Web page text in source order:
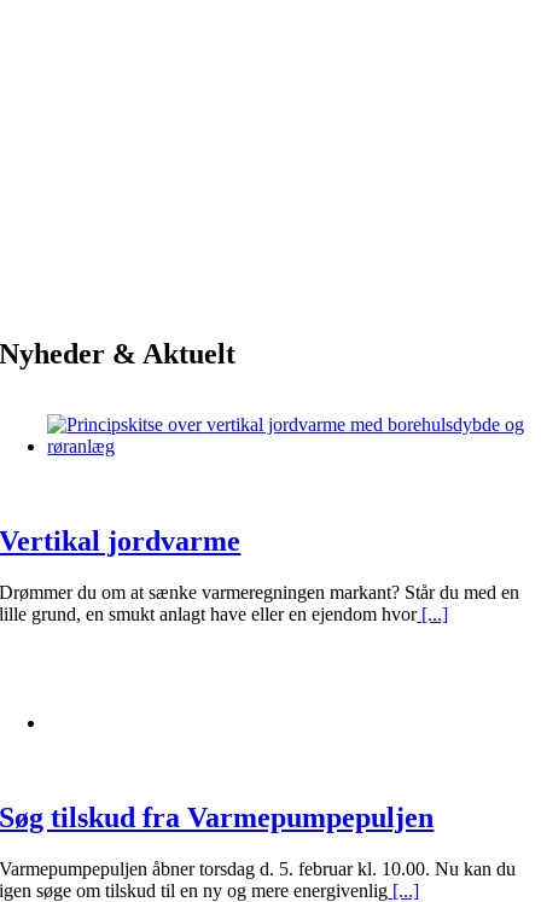
Nyheder & Aktuelt
Vertikal jordvarme
Drømmer du om at sænke varmeregningen markant? Står du med en
lille grund, en smukt anlagt have eller en ejendom hvor[...]
Søg tilskud fra Varmepumpepuljen
Varmepumpepuljen åbner torsdag d. 5. februar kl. 10.00. Nu kan du
igen søge om tilskud til en ny og mere energivenlig [...]